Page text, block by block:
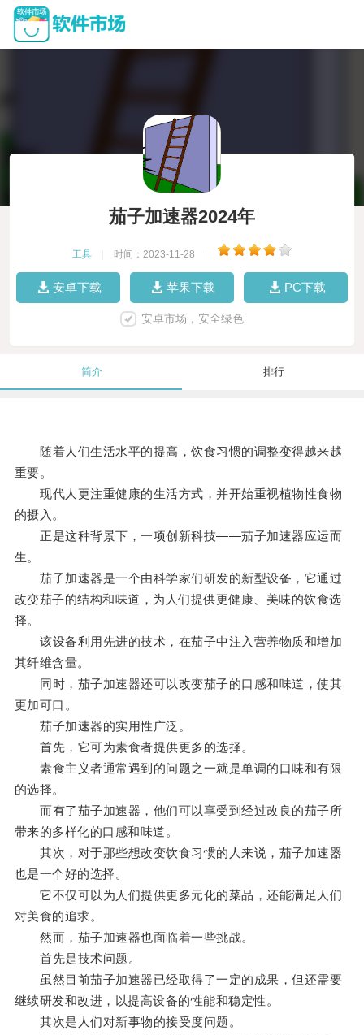
茄子加速器2024年
工具 时间：2023-11-28
安卓下载 苹果下载 PC下载
安卓市场，安全绿色
简介 排行
随着人们生活水平的提高，饮食习惯的调整变得越来越
重要。
现代人更注重健康的生活方式，并开始重视植物性食物
的摄入。
正是这种背景下，一项创新科技——茄子加速器应运而
生。
茄子加速器是一个由科学家们研发的新型设备，它通过
改变茄子的结构和味道，为人们提供更健康、美味的饮食选
择。
该设备利用先进的技术，在茄子中注入营养物质和增加
其纤维含量。
同时，茄子加速器还可以改变茄子的口感和味道，使其
更加可口。
茄子加速器的实用性广泛。
首先，它可为素食者提供更多的选择。
素食主义者通常遇到的问题之一就是单调的口味和有限
的选择。
而有了茄子加速器，他们可以享受到经过改良的茄子所
带来的多样化的口感和味道。
其次，对于那些想改变饮食习惯的人来说，茄子加速器
也是一个好的选择。
它不仅可以为人们提供更多元化的菜品，还能满足人们
对美食的追求。
然而，茄子加速器也面临着一些挑战。
首先是技术问题。
虽然目前茄子加速器已经取得了一定的成果，但还需要
继续研发和改进，以提高设备的性能和稳定性。
其次是人们对新事物的接受度问题。